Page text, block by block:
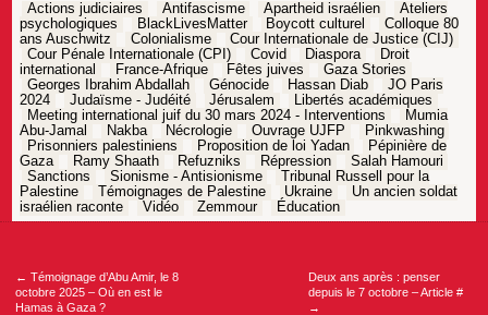
Actions judiciaires Antifascisme Apartheid israélien
Ateliers
psychologiques
BlackLivesMatter Boycott culturel
Colloque 80
ans Auschwitz
Colonialisme
Cour Internationale de Justice (CIJ)
Cour Pénale Internationale (CPI)
Covid Diaspora
Droit
international
France-Afrique Fêtes juives
Gaza Stories
Georges Ibrahim Abdallah
Génocide Hassan Diab
JO Paris
2024
Judaïsme - Judéité Jérusalem
Libertés académiques
Meeting international juif du 30 mars 2024 - Interventions
Mumia
Abu-Jamal
Nakba Nécrologie Ouvrage UJFP
Pinkwashing
Prisonniers palestiniens
Proposition de loi Yadan
Pépinière de
Gaza
Ramy Shaath Refuzniks Répression
Salah Hamouri
Sanctions
Sionisme - Antisionisme
Tribunal Russell pour la
Palestine
Témoignages de Palestine Ukraine
Un ancien soldat
israélien raconte
Vidéo Zemmour Éducation
Navigation
← Témoignage d’Abu Amir, le 8
octobre 2025 – Où en est le
Hamas à Gaza ?
Deux ans après : penser
depuis le 7 octobre – Article #
→